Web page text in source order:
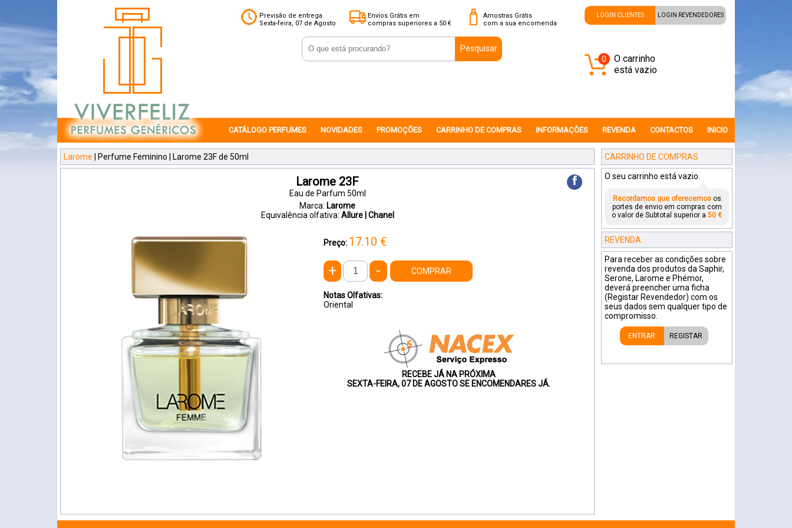
Previsão de entrega
Sexta-feira, 07 de Agosto
Envios Grátis em
compras superiores a 50 €
Amostras Grátis
com a sua encomenda
Pesquisar
LOGIN CLIENTES LOGIN REVENDEDORES
0
O carrinho
está vazio
CATÁLOGO PERFUMES NOVIDADES PROMOÇÕES CARRINHO DE COMPRAS INFORMAÇÔES REVENDA CONTACTOS INICIO
Larome | Perfume Feminino | Larome 23F de 50ml
Larome 23F
Eau de Parfum 50ml
Marca: Larome
Equivalência olfativa: Allure | Chanel
Preço: 17.10 €
+ - COMPRAR
Notas Olfativas:
Oriental
RECEBE JÁ NA PRÓXIMA
SEXTA-FEIRA, 07 DE AGOSTO SE ENCOMENDARES JÁ.
f
CARRINHO DE COMPRAS
O seu carrinho está vazio.
Recordamos que oferecemosos
portes de envio em compras com
o valor de Subtotal superior a 50 €
REVENDA
Para receber as condições sobre
revenda dos produtos da Saphir,
Serone, Larome e Phémor,
deverá preencher uma ficha
(Registar Revendedor) com os
seus dados sem qualquer tipo de
compromisso.
ENTRAR REGISTAR